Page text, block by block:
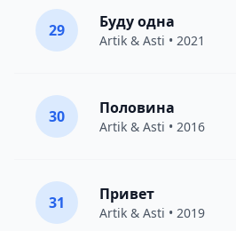
29 Буду одна
Artik & Asti • 2021
30 Половина
Artik & Asti • 2016
31 Привет
Artik & Asti • 2019